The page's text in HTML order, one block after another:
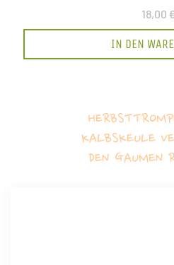
18,00
IN DEN
KALBSKEULE
DEN GAUMEN